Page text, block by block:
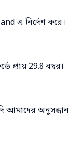
এ নির্দেশ করে।
প্রায় 29.8 বছর।
আমাদের অনুসন্ধান